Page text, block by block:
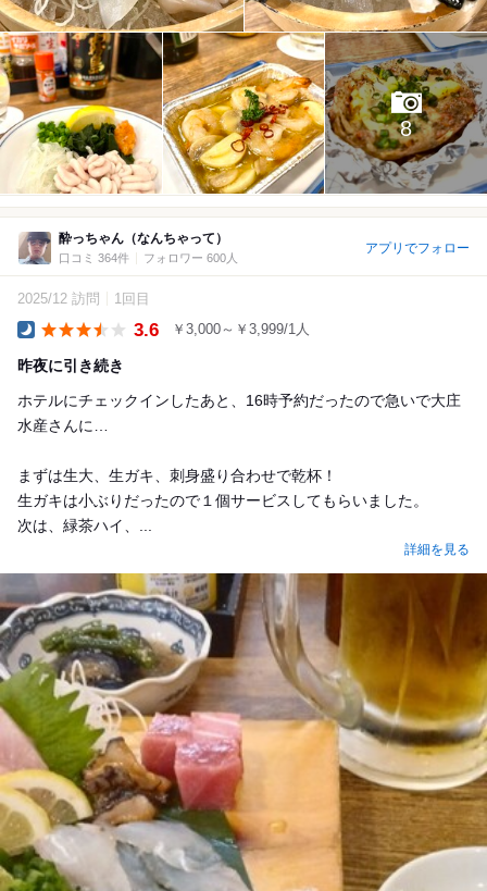
8
酔っちゃん（なんちゃって）
口コミ 364件 フォロワー 600人
アプリでフォロー
2025/12 訪問 1回目
3.6 ￥3,000～￥3,999/1人
昨夜に引き続き
ホテルにチェックインしたあと、16時予約だったので急いで大庄
水産さんに…
まずは生大、生ガキ、刺身盛り合わせで乾杯！
生ガキは小ぶりだったので１個サービスしてもらいました。
次は、緑茶ハイ、...
詳細を見る